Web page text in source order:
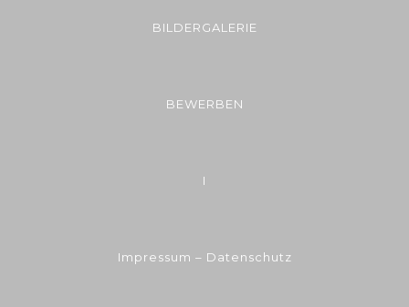
BILDERGALERIE
BEWERBEN
I
Impressum – Datenschutz